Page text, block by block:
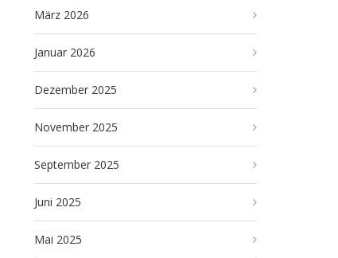
März 2026
Januar 2026
Dezember 2025
November 2025
September 2025
Juni 2025
Mai 2025